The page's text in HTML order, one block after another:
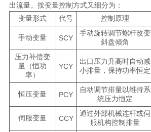
出流量。按变量控制方式又细分为：
变量形式
代号 控制原理
手动变量 SCY
手动旋转调节螺杆改变
斜盘倾角
压力补偿变
量（恒功
率）
YCY
出口压力升高时自动减
小排量，保持功率恒定
恒压变量 PCY
自动调节排量以维持系
统压力恒定
伺服变量 CCY
通过外部机械连杆或伺
服机构控制排量